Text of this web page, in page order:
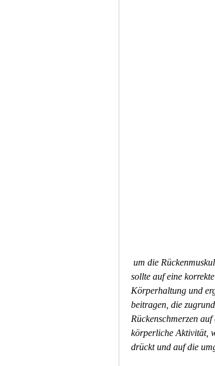
sollte auf eine
Körperhaltung und
beitragen, die
Rückenschmerzen
körperliche Aktivität,
drückt und auf die